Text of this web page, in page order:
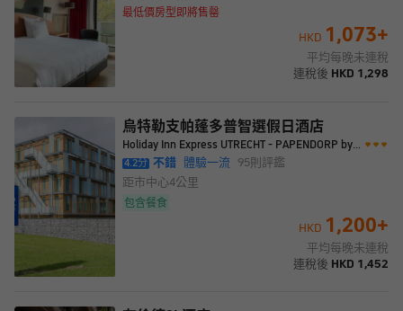
最低價房型即將售罄
HKD 1,073+
平均每晚未連稅
連稅後 HKD 1,298
烏特勒支帕蓬多普智選假日酒店
4.2分 不錯 體驗一流 95則評鑑
距市中心4公里
包含餐食
HKD 1,200+
平均每晚未連稅
連稅後 HKD 1,452